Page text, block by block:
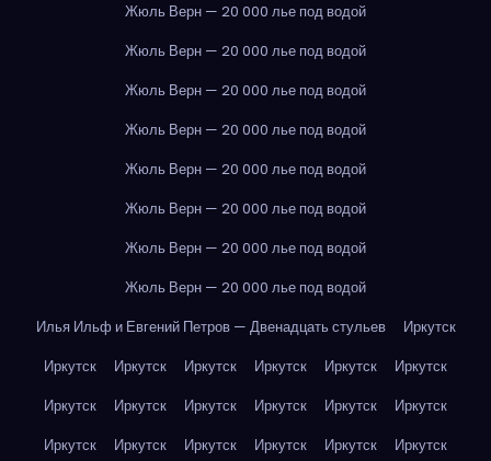
Жюль Верн — 20 000 лье под водой
Жюль Верн — 20 000 лье под водой
Жюль Верн — 20 000 лье под водой
Жюль Верн — 20 000 лье под водой
Жюль Верн — 20 000 лье под водой
Жюль Верн — 20 000 лье под водой
Жюль Верн — 20 000 лье под водой
Жюль Верн — 20 000 лье под водой
Илья Ильф и Евгений Петров — Двенадцать стульев
Иркутск
Иркутск
Иркутск Иркутск Иркутск Иркутск
Иркутск
Иркутск
Иркутск Иркутск Иркутск Иркутск
Иркутск
Иркутск
Иркутск Иркутск Иркутск Иркутск
Иркутск